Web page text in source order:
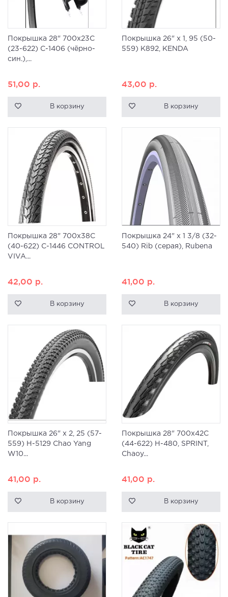
Покрышка 28" 700x23C
(23-622) C-1406 (чёрно-
син.),...
51,00 р.
В корзину
Покрышка 26" x 1, 95 (50-
559) K892, KENDA
43,00 р.
В корзину
Покрышка 28" 700x38C
(40-622) C-1446 CONTROL
VIVA...
42,00 р.
В корзину
Покрышка 24" x 1 3/8 (32-
540) Rib (серая), Rubena
41,00 р.
В корзину
Покрышка 26" x 2, 25 (57-
559) H-5129 Chao Yang
W10...
41,00 р.
В корзину
Покрышка 28" 700x42C
(44-622) H-480, SPRINT,
Chaoy...
41,00 р.
В корзину